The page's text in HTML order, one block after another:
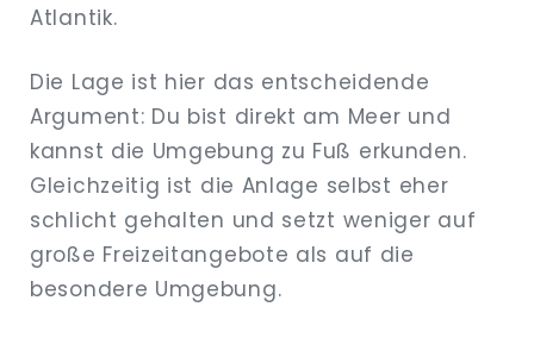
Atlantik.
Die Lage ist hier das entscheidende
Argument: Du bist direkt am Meer und
kannst die Umgebung zu Fuß erkunden.
Gleichzeitig ist die Anlage selbst eher
schlicht gehalten und setzt weniger auf
große Freizeitangebote als auf die
besondere Umgebung.